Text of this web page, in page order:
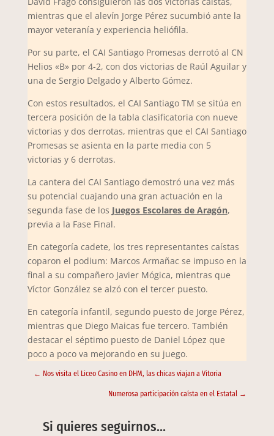
mientras que el alevín Jorge Pérez sucumbió ante la
mayor veteranía y experiencia heliófila.
Por su parte, el CAI Santiago Promesas derrotó al CN
Helios «B» por 4-2, con dos victorias de Raúl Aguilar y
una de Sergio Delgado y Alberto Gómez.
Con estos resultados, el CAI Santiago TM se sitúa en
tercera posición de la tabla clasificatoria con nueve
victorias y dos derrotas, mientras que el CAI Santiago
Promesas se asienta en la parte media con 5
victorias y 6 derrotas.
La cantera del CAI Santiago demostró una vez más
su potencial cuajando una gran actuación en la
segunda fase de los Juegos Escolares de Aragón,
previa a la Fase Final.
En categoría cadete, los tres representantes caístas
coparon el podium: Marcos Armañac se impuso en la
final a su compañero Javier Mógica, mientras que
Víctor González se alzó con el tercer puesto.
En categoría infantil, segundo puesto de Jorge Pérez,
mientras que Diego Maicas fue tercero. También
destacar el séptimo puesto de Daniel López que
poco a poco va mejorando en su juego.
← Nos visita el Liceo Casino en DHM, las chicas viajan a Vitoria
Numerosa participación caísta en el Estatal →
Si quieres seguirnos…